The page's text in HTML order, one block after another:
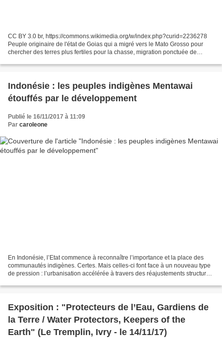
CC BY 3.0 br, https://commons.wikimedia.org/w/index.php?curid=2236278
Peuple originaire de l'état de Goias qui a migré vers le Mato Grosso pour
chercher des terres plus fertiles pour la chasse, migration ponctuée de
Indonésie : les peuples indigènes Mentawai
étouffés par le développement
Publié le 16/11/2017 à 11:09
Par caroleone
En Indonésie, l’Etat commence à reconnaître l’importance et la place des
communautés indigènes. Certes. Mais celles-ci font face à un nouveau type
de pression : l’urbanisation accélérée à travers des réajustements structurels
Exposition : "Protecteurs de l’Eau, Gardiens de
la Terre / Water Protectors, Keepers of the
Earth" (Le Tremplin, Ivry - le 14/11/17)